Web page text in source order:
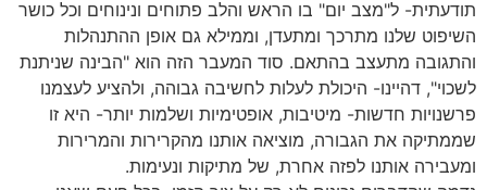
תודעתית- ל"מצב יום" בו הראש והלב פתוחים ונינוחים וכל כושר
השיפוט שלנו מתרכך ומתעדן, וממילא גם אופן ההתנהלות
והתגובה מתעצב בהתאם. סוד המעבר הזה הוא "הבינה שניתנת
לשכוי", דהיינו- היכולת לעלות לחשיבה גבוהה, ולהציע לעצמנו
פרשנויות חדשות- מיטיבות, אופטימיות ושלמות יותר- היא זו
שממתיקה את הגבורה, מוציאה אותנו מהקרירות והמרירות
ומעבירה אותנו לפזה אחרת, של מתיקות ונעימות.